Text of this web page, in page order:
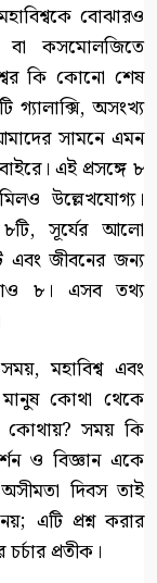
বোঝারও
বা কসমোলজিতে
কি কোনো শেষ
অসংখ্য
সামনে এমন
এই প্রসঙ্গে ৮
উল্লেখযোগ্য।
সূর্যের আলো
এবং জীবনের জন্য
৮। এসব তথ্য
মহাবিশ্ব এবং
মানুষ কোথা থেকে
কোথায়? সময় কি
ও বিজ্ঞান একে
দিবস তাই
এটি প্রশ্ন করার
প্রতীক।